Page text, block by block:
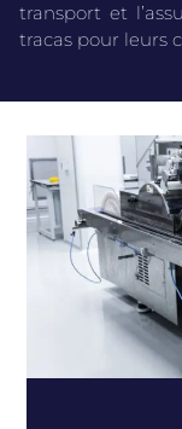
transport et
tracas pour leurs